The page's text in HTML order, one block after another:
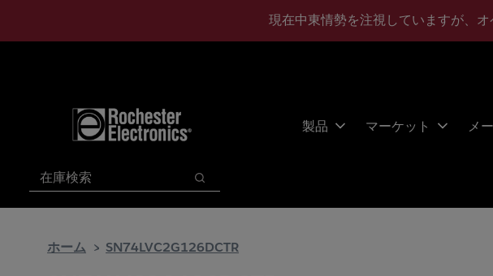
現在中東情勢を注視していますが、
製品 マーケット メ
検索
検索
ホーム SN74LVC2G126DCTR